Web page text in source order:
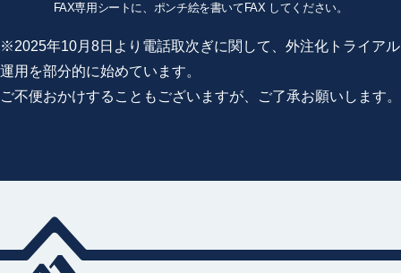
FAX専用シートに、ポンチ絵を書いてFAX してください。
※2025年10月8日より電話取次ぎに関して、外注化トライアル
運用を部分的に始めています。
ご不便おかけすることもございますが、ご了承お願いします。